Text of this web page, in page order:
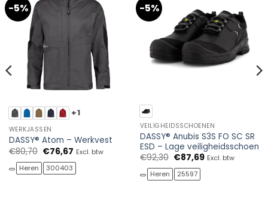
-5%
+1
WERKJASSEN
DASSY® Atom – Werkvest
€80,70 Oorspronkelijke
was:
€80,70.
€76,67Huidige
is:
€76,67.
Excl. btw
Heren 300403
-5%
VEILIGHEIDSSCHOENEN
DASSY® Anubis S3S FO SC SR
ESD – Lage veiligheidsschoen
€92,30 Oorspronkelijke
was:
€92,30.
€87,69Huidige
Excl. btw
Heren 25597